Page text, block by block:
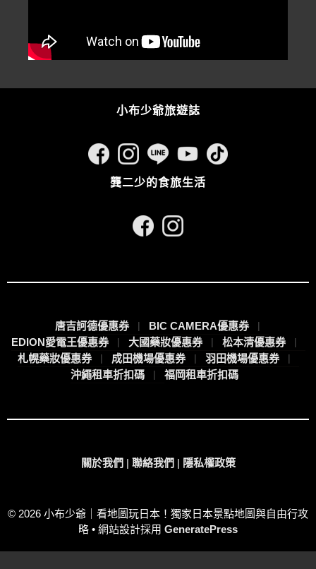
小布少爺旅遊誌
龔二少的食旅生活
唐吉訶德優惠券
BIC CAMERA優惠券
EDION愛電王優惠券
大國藥妝優惠券
松本清優惠券
札幌藥妝優惠券
成田機場優惠券
羽田機場優惠券
沖繩租車折扣碼
福岡租車折扣碼
關於我們 | 聯絡我們 | 隱私權政策
© 2026 小布少爺｜看地圖玩日本！獨家日本景點地圖與自由行攻
略 • 網站設計採用 GeneratePress